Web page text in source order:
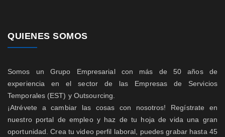
QUIENES SOMOS
Somos un Grupo Empresarial con más de 50 años de
experiencia en el sector de las Empresas de Servicios
Temporales (EST) y Outsourcing.
¡Atrévete a cambiar las cosas con nosotros! Regístrate en
nuestro portal de empleo y haz de tu hoja de vida una gran
oportunidad. Crea tu video perfil laboral, puedes grabar hasta 45